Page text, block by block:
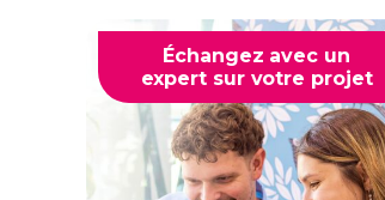
Échangez avec un
expert sur votre projet